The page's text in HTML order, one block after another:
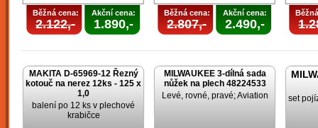
Běžná cena:
2.122,-
Akční cena:
1.890,-
Běžná cena:
2.807,-
Akční cena:
2.490,-
MAKITA D-65969-12 Řezný
kotouč na nerez 12ks - 125 x
1,0
balení po 12 ks v plechové
krabičce
MILWAUKEE 3-dílná sada
nůžek na plech 48224533
Levé, rovné, pravé; Aviation
set